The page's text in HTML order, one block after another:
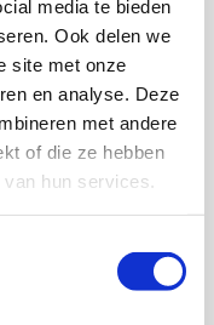
media te bieden
Ook delen we
site met onze
en analyse. Deze
met andere
of die ze hebben
hun services.
en slimme
en